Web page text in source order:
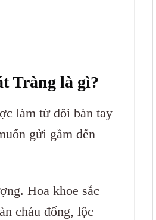
Tràng là gì?
làm từ đôi bàn tay
gửi gắm đến
Hoa khoe sắc
cháu đống, lộc